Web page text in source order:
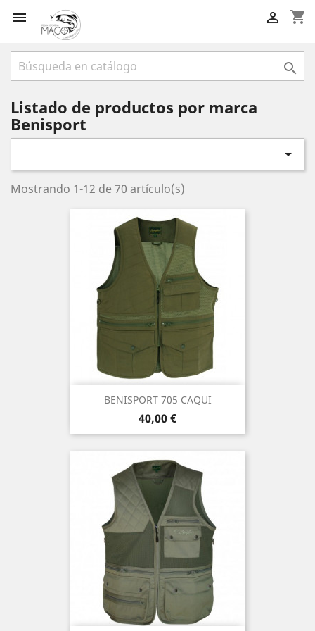
 shopping_cart


Listado de productos por marca
Benisport

Mostrando 1-12 de 70 artículo(s)
BENISPORT 705 CAQUI
Precio
40,00 €